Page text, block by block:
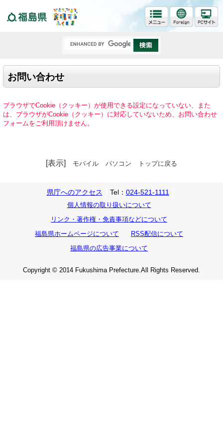
お問い合わせ
ブラウザでCookie（クッキー）が使用できる設定になっていない、また
は、ブラウザがCookie（クッキー）に対応していないため、お問い合わせ
フォームをご利用頂けません。
[表示] モバイル パソコン トップに戻る
県庁へのアクセス Tel： 024-521-1111
個人情報の取り扱いについて
リンク・著作権・免責事項などについて
福島県ホームページについて
RSS配信について
福島県の広告事業について
Copyright © 2014 Fukushima Prefecture.All Rights Reserved.